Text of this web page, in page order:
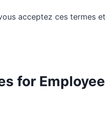
acceptez ces termes
for